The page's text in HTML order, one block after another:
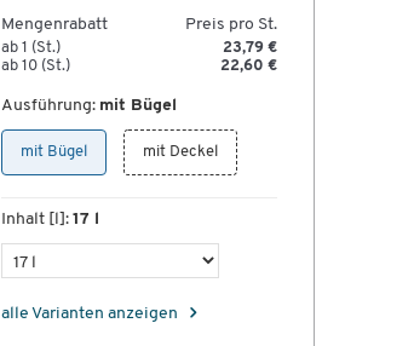
Mengenrabatt Preis pro St.
ab 1 (St.)
23,79 €
ab 10 (St.)
22,60 €
Ausführung: mit Bügel
mit Bügel mit Deckel
Inhalt [l]: 17 l
alle Varianten anzeigen